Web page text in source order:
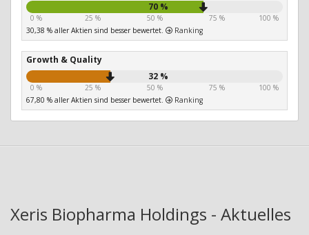
70 %
0 % 25 % 50 % 75 %
100 %
30,38 % aller Aktien sind besser bewertet.
Ranking
Growth & Quality
32 %
0 % 25 % 50 % 75 %
100 %
67,80 % aller Aktien sind besser bewertet.
Ranking
Xeris Biopharma Holdings - Aktuelles